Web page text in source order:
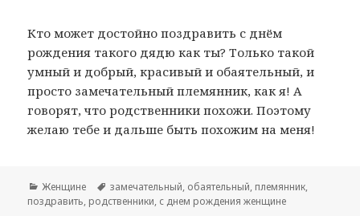
Кто может достойно поздравить с днём
рождения такого дядю как ты? Только такой
умный и добрый, красивый и обаятельный, и
просто замечательный племянник, как я! А
говорят, что родственники похожи. Поэтому
желаю тебе и дальше быть похожим на меня!
Рубрики
Женщине Метки
замечательный, обаятельный, племянник,
поздравить, родственники, с днем рождения женщине